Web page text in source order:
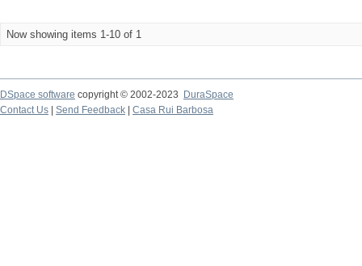
Now showing items 1-10 of 1
DSpace software copyright © 2002-2023
DuraSpace
Contact Us
Send Feedback Casa Rui Barbosa